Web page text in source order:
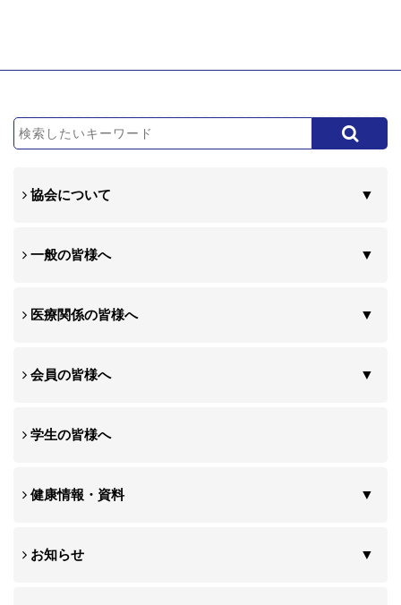
協会について
一般の皆様へ
医療関係の皆様へ
会員の皆様へ
学生の皆様へ
健康情報・資料
お知らせ